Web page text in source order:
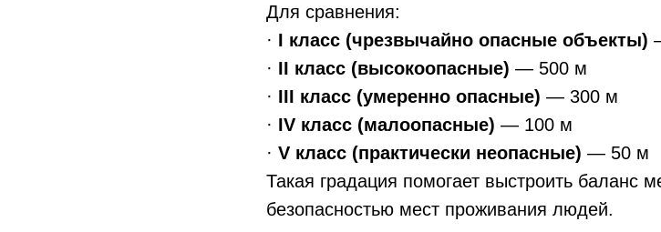
Для сравнения:
· I класс (чрезвычайно опасные объекты)
· II класс (высокоопасные) — 500 м
· III класс (умеренно опасные) — 300 м
· IV класс (малоопасные) — 100 м
· V класс (практически неопасные) — 50 м
Такая градация помогает выстроить баланс
безопасностью мест проживания людей.